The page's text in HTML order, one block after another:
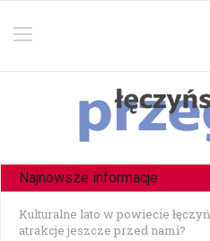
Najnowsze informacje
Kulturalne lato w powiecie
atrakcje jeszcze przed nami?